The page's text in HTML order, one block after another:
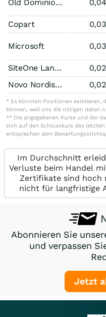
Old Dominion Freight Line
Copart
Microsoft
SiteOne Landscape Supply
Novo Nordisk (B) Sponsored ADR
* Es könnten Positionen existieren,
können, weil uns die nötigen daten
** Die angegebenen Kurse und der
sich auf den Schlusskurs des
entsprechen dem
Im Durchschnitt
Verluste beim Handel
Zertifikate sind hoch
nicht für langfristige
Abonnieren Sie
und verpassen
Jetzt